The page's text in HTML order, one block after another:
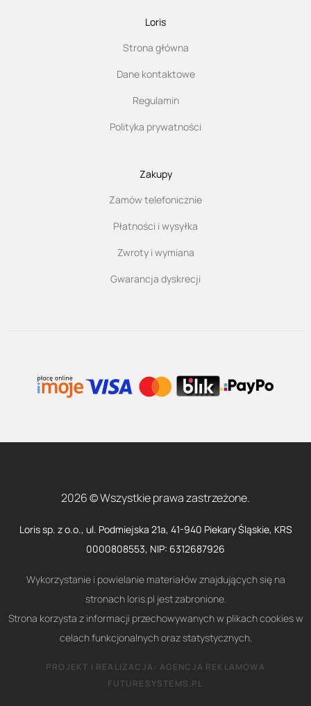
Loris
Strona główna
Dane kontaktowe
Regulamin
Polityka prywatności
Zakupy
Zamów telefonicznie
Płatności i wysyłka
Zwroty i wymiana
Gwarancja dyskrecji
2026 © Wszystkie prawa zastrzeżone.
Loris sp. z o.o., ul. Podmiejska 21a, 41-940 Piekary Śląskie, KRS
0000808553, NIP: 6312687926
Wykorzystanie i powielanie materiałów znajdujących się na
stronach loris.pl jest zabronione.
Strona korzysta z informacji przechowywanych w plikach cookies w
celach funkcjonalnych oraz statystycznych.
PROJEKT I REALIZACJA: AGENCJA REKLAMOWA
FUTURESYSTEMS.PL